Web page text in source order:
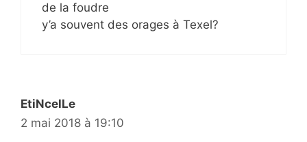
de la foudre
y’a souvent des orages à Texel?
EtiNcelLe
2 mai 2018 à 19:10